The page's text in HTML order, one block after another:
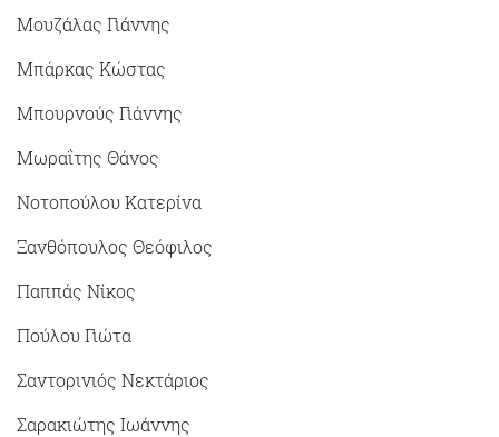
Μουζάλας Γιάννης
Μπάρκας Κώστας
Μπουρνούς Γιάννης
Μωραΐτης Θάνος
Νοτοπούλου Κατερίνα
Ξανθόπουλος Θεόφιλος
Παππάς Νίκος
Πούλου Γιώτα
Σαντορινιός Νεκτάριος
Σαρακιώτης Ιωάννης